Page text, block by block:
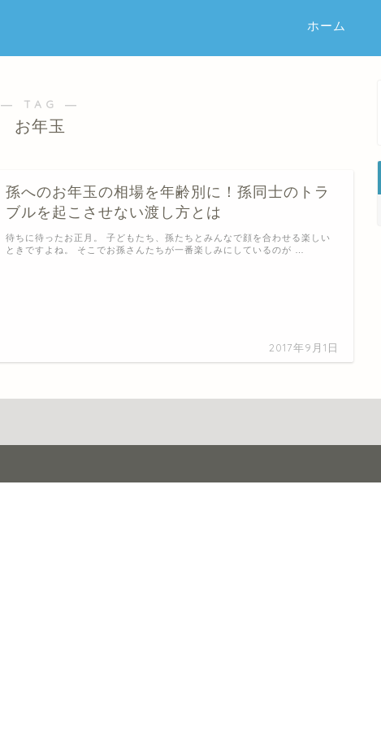
ホーム
― TAG ―
お年玉
孫へのお年玉の相場を年齢別に！孫同士のトラ
ブルを起こさせない渡し方とは
2017年9月1日
待ちに待ったお正月。 子どもたち、孫たちとみんなで顔を合わせる楽しい
ときですよね。 そこでお孫さんたちが一番楽しみにしているのが …